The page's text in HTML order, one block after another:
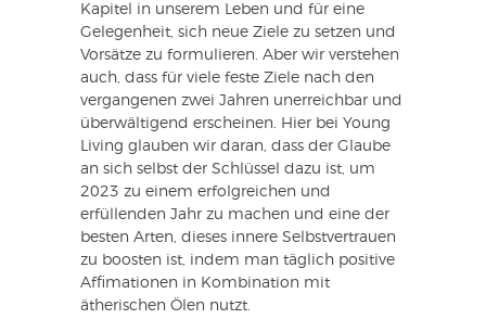
Kapitel in unserem Leben und für eine
Gelegenheit, sich neue Ziele zu setzen und
Vorsätze zu formulieren. Aber wir verstehen
auch, dass für viele feste Ziele nach den
vergangenen zwei Jahren unerreichbar und
überwältigend erscheinen. Hier bei Young
Living glauben wir daran, dass der Glaube
an sich selbst der Schlüssel dazu ist, um
2023 zu einem erfolgreichen und
erfüllenden Jahr zu machen und eine der
besten Arten, dieses innere Selbstvertrauen
zu boosten ist, indem man täglich positive
Affimationen in Kombination mit
ätherischen Ölen nutzt.